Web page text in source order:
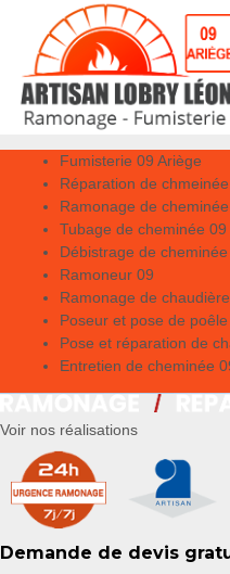
Fumisterie 09 Ariège
Réparation de
Ramonage de
Tubage de cheminée 09
Débistrage de
Ramoneur 09
Ramonage de
Poseur et pose de
Pose et réparation de
Entretien de cheminée
Voir nos réalisations
Demande de devis